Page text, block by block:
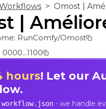
> Omost |
|
RunComfy/Omost
0000...1100
hours! Let our
workflow.json- we handle